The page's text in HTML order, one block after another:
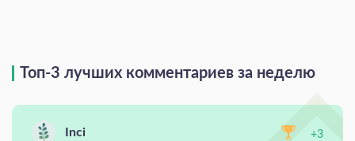
Топ-3 лучших комментариев за неделю
Inci +3